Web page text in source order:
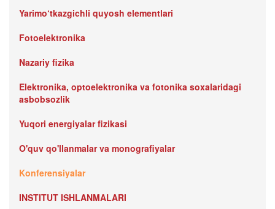
Yarimo‘tkazgichli quyosh elementlari
Fotoelektronika
Nazariy fizika
Elektronika, optoelektronika va fotonika soxalaridagi
asbobsozlik
Yuqori energiyalar fizikasi
O'quv qo'llanmalar va monografiyalar
Konferensiyalar
INSTITUT ISHLANMALARI